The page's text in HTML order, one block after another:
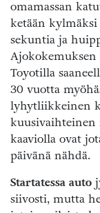
omamassan
ketään
sekuntia ja
Toyotilla
30 vuotta
lyhytliikkeinen
kaaviolla ovat
päivänä nähdä.
Startatessa auto
siivosti, mutta